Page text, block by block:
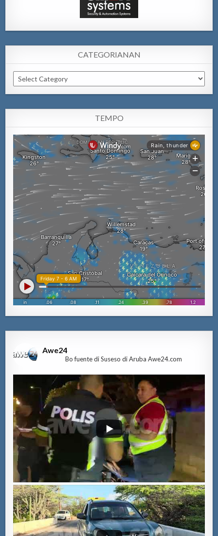
CATEGORIANAN
Categorianan
TEMPO
Awe24
Bo fuente di Suseso di Aruba Awe24.com